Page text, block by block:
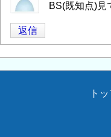
BS(既知点)見
返信
ト